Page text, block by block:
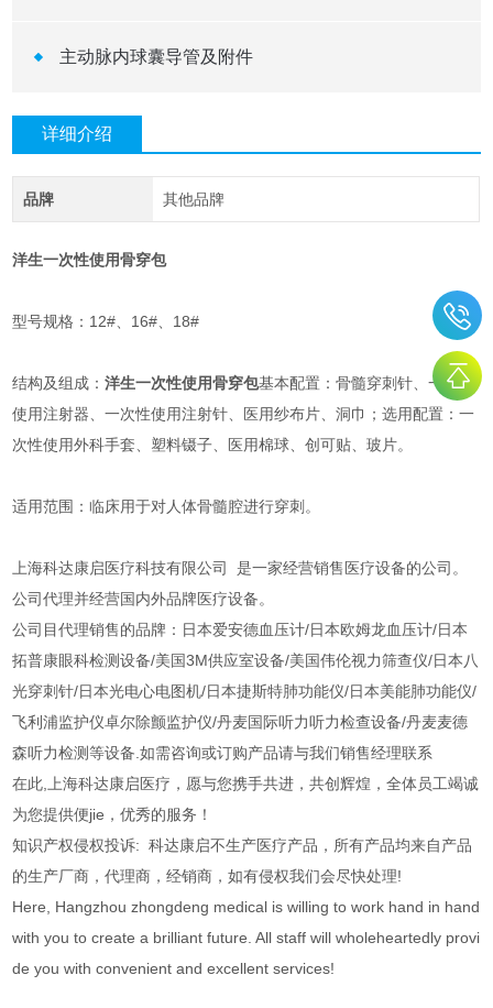
主动脉内球囊导管及附件
详细介绍
品牌 其他品牌
洋生一次性使用骨穿包
型号规格：12#、16#、18#
结构及组成：洋生一次性使用骨穿包基本配置：骨髓穿刺针、一次性
使用注射器、一次性使用注射针、医用纱布片、洞巾；选用配置：一
次性使用外科手套、塑料镊子、医用棉球、创可贴、玻片。
适用范围：临床用于对人体骨髓腔进行穿刺。
上海科达康启医疗科技有限公司 是一家经营销售医疗设备的公司。
公司代理并经营国内外品牌医疗设备。
公司目代理销售的品牌：日本爱安德血压计/日本欧姆龙血压计/日本
拓普康眼科检测设备/美国3M供应室设备/美国伟伦视力筛查仪/日本八
光穿刺针/日本光电心电图机/日本捷斯特肺功能仪/日本美能肺功能仪/
飞利浦监护仪卓尔除颤监护仪/丹麦国际听力听力检查设备/丹麦麦德
森听力检测等设备.如需咨询或订购产品请与我们销售经理联系
在此,上海科达康启医疗，愿与您携手共进，共创辉煌，全体员工竭诚
为您提供便jie，优秀的服务！
知识产权侵权投诉: 科达康启不生产医疗产品，所有产品均来自产品
的生产厂商，代理商，经销商，如有侵权我们会尽快处理!
Here, Hangzhou zhongdeng medical is willing to work hand in hand
with you to create a brilliant future. All staff will wholeheartedly provi
de you with convenient and excellent services!